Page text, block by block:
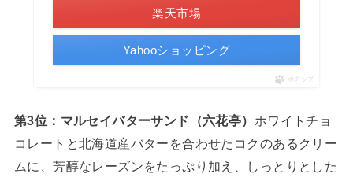
楽天市場
Yahooショッピング
ポチップ
第3位：マルセイバターサンド（六花亭） ホワイトチョ
コレートと北海道産バターを合わせたコクのあるクリー
ムに、芳醇なレーズンをたっぷり加え、しっとりとした